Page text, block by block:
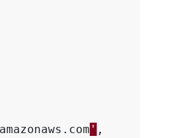
amazonaws . com ' ,